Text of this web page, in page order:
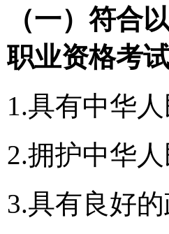
（一）符合
职业资格考试
1.具有中华
2.拥护中华
3.具有良好